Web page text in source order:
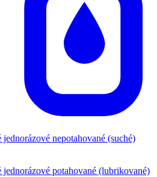
nepotahované (suché)
potahované (lubrikované)